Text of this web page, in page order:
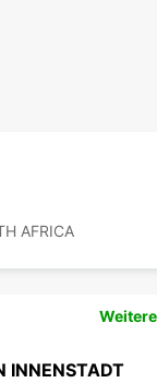
AFRICA
INNENSTADT